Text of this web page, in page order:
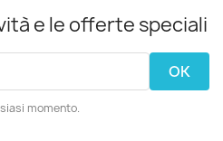
e le offerte speciali
momento.